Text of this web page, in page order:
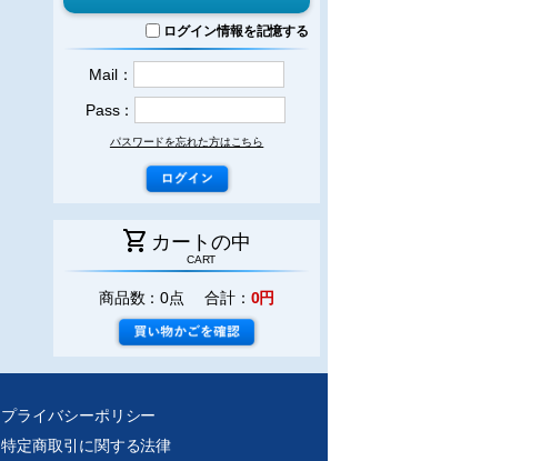
ログイン情報を記憶する
Mail：
Pass：
パスワードを忘れた方はこちら
shopping_cart カートの中
CART
商品数：0点 合計： 0円
プライバシーポリシー
特定商取引に関する法律